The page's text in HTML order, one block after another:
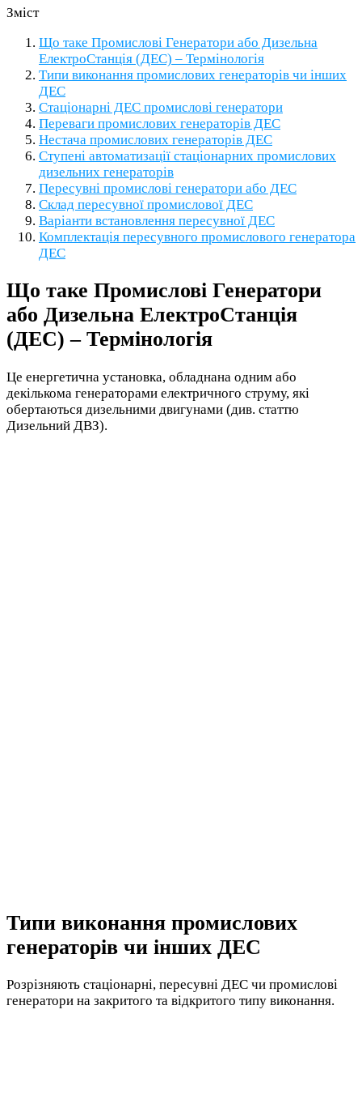
Зміст
Що таке Промислові Генератори або Дизельна
ЕлектроСтанція (ДЕС) – Термінологія
Типи виконання промислових генераторів чи інших
ДЕС
Стаціонарні ДЕС промислові генератори
Переваги промислових генераторів ДЕС
Нестача промислових генераторів ДЕС
Ступені автоматизації стаціонарних промислових
дизельних генераторів
Пересувні промислові генератори або ДЕС
Склад пересувної промислової ДЕС
Варіанти встановлення пересувної ДЕС
Комплектація пересувного промислового генератора
ДЕС
Що таке Промислові Генератори
або Дизельна ЕлектроСтанція
(ДЕС) – Термінологія
Це енергетична установка, обладнана одним або
декількома генераторами електричного струму, які
обертаються дизельними двигунами (див. статтю
Дизельний ДВЗ).
Типи виконання промислових
генераторів чи інших ДЕС
Розрізняють стаціонарні, пересувні ДЕС чи промислові
генератори на закритого та відкритого типу виконання.